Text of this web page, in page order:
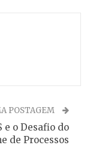
POSTAGEM
e o Desafio do
de Processos